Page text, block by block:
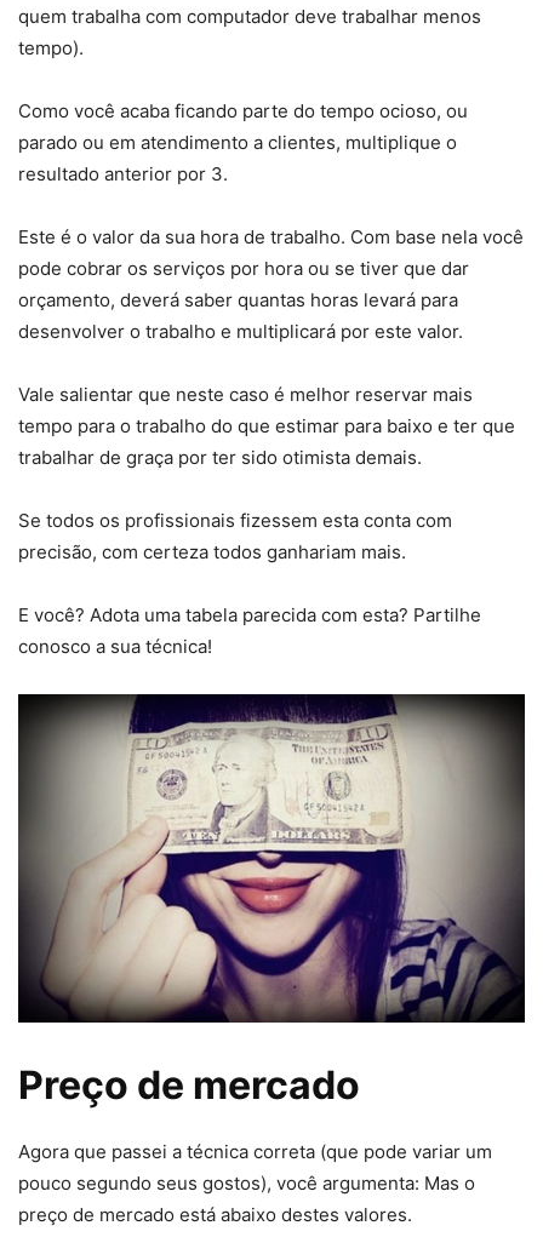
quem trabalha com computador deve trabalhar menos
tempo).
Como você acaba ficando parte do tempo ocioso, ou
parado ou em atendimento a clientes, multiplique o
resultado anterior por 3.
Este é o valor da sua hora de trabalho. Com base nela você
pode cobrar os serviços por hora ou se tiver que dar
orçamento, deverá saber quantas horas levará para
desenvolver o trabalho e multiplicará por este valor.
Vale salientar que neste caso é melhor reservar mais
tempo para o trabalho do que estimar para baixo e ter que
trabalhar de graça por ter sido otimista demais.
Se todos os profissionais fizessem esta conta com
precisão, com certeza todos ganhariam mais.
E você? Adota uma tabela parecida com esta? Partilhe
conosco a sua técnica!
Preço de mercado
Agora que passei a técnica correta (que pode variar um
pouco segundo seus gostos), você argumenta: Mas o
preço de mercado está abaixo destes valores.